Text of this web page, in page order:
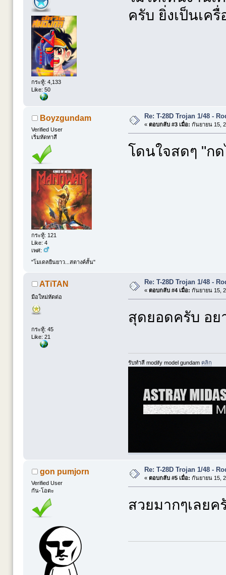
กระทู้: 4,133
Like: 50
ครับ ยิ่งเป็นเค
Boyzgundam
Verified User
เริ่มหัดทาสี
กระทู้: 121
Like: 4
เพศ:
"โมเดลยืนยาว...สตางค์สั้น"
Re: T-28D Trojan 1/48 -
« ตอบกลับ #3 เมื่อ: กันยายน 15,
โดนใจสดๆ "ก
ATiTAN
มือใหม่หัดต่อ
กระทู้: 45
Like: 21
Re: T-28D Trojan 1/48 -
« ตอบกลับ #4 เมื่อ: กันยายน 15,
สุดยอดครับ อ
รับทำสี modify model gundam คลิก
gon pumjorn
Verified User
กัน-โอตะ
Re: T-28D Trojan 1/48 -
« ตอบกลับ #5 เมื่อ: กันยายน 15,
สวยมากๆเลย